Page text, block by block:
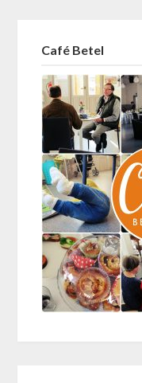
Café Betel